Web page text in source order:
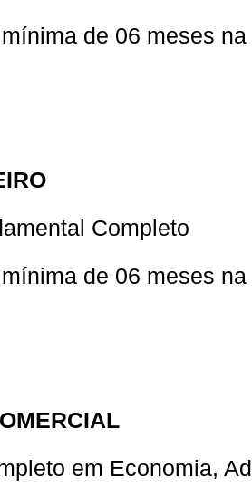
de 06 meses na
Completo
de 06 meses
em Economia,